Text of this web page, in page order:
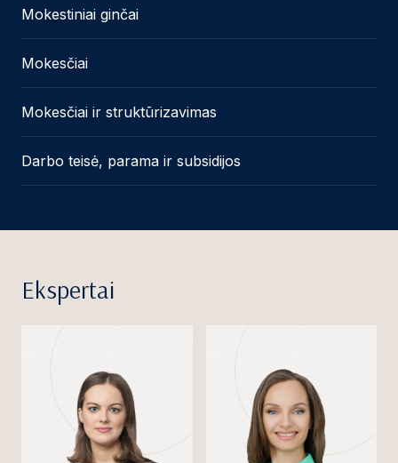
Mokestiniai ginčai
Mokesčiai
Mokesčiai ir struktūrizavimas
Darbo teisė, parama ir subsidijos
Ekspertai